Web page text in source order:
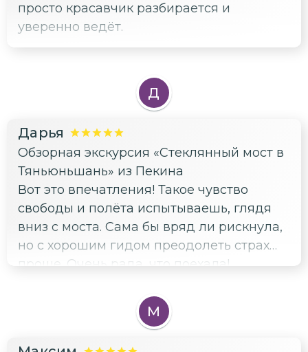
просто красавчик разбирается и
уверенно ведёт.
Д
Дарья
Обзорная экскурсия «Стеклянный мост в
Тяньюньшань» из Пекина
Вот это впечатления! Такое чувство
свободы и полёта испытываешь, глядя
вниз с моста. Сама бы вряд ли рискнула,
но с хорошим гидом преодолеть страх
проще. Очень рада, что поехала!
М